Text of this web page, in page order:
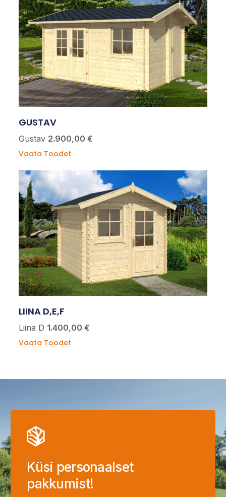
GUSTAV
Gustav 2.900,00 €
Vaata Toodet
LIINA D,E,F
Liina D 1.400,00 €
Vaata Toodet
Küsi personaalset
pakkumist!